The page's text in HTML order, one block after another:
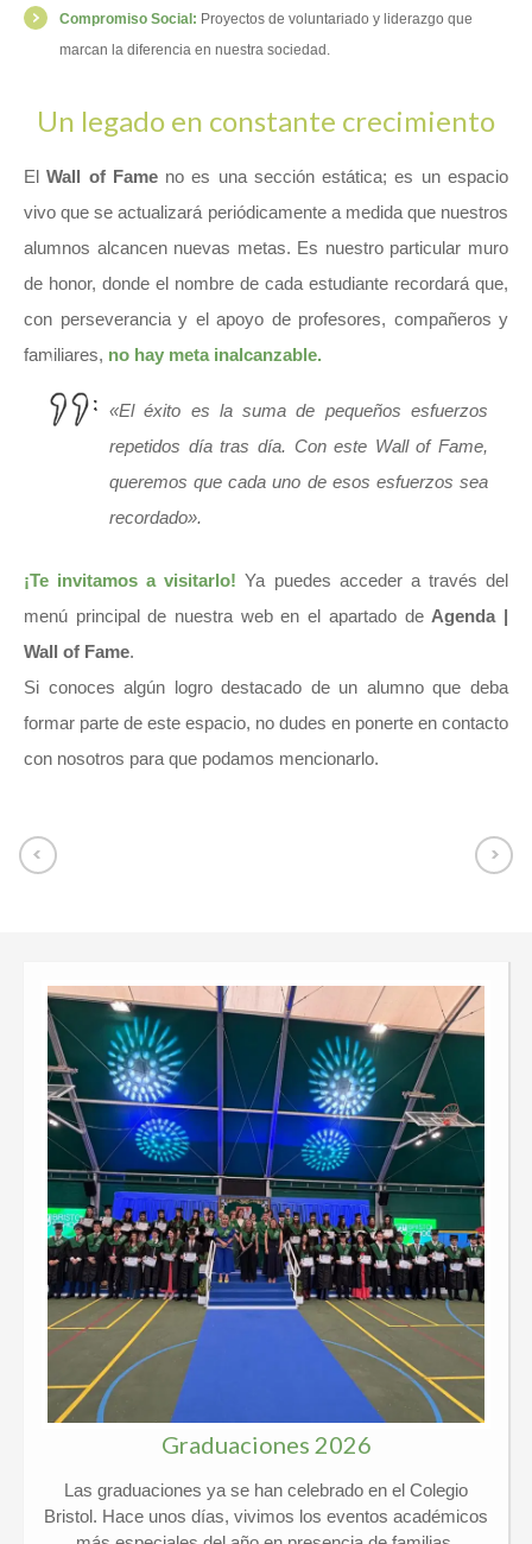
Compromiso Social: Proyectos de voluntariado y liderazgo que
marcan la diferencia en nuestra sociedad.
Un legado en constante crecimiento
ElWall of Fameno es una sección estática; es un espacio
vivo que se actualizará periódicamente a medida que nuestros
alumnos alcancen nuevas metas. Es nuestro particular muro
de honor, donde el nombre de cada estudiante recordará que,
con perseverancia y el apoyo de profesores, compañeros y
familiares, no hay meta inalcanzable.
«El éxito es la suma de pequeños esfuerzos
repetidos día tras día. Con este Wall of Fame,
queremos que cada uno de esos esfuerzos sea
recordado».
¡Te invitamos a visitarlo! Ya puedes acceder a través del
menú principal de nuestra web en el apartado de Agenda |
Wall of Fame.
Si conoces algún logro destacado de un alumno que deba
formar parte de este espacio, no dudes en ponerte en contacto
con nosotros para que podamos mencionarlo.
Graduaciones 2026
Las graduaciones ya se han celebrado en el Colegio
Bristol. Hace unos días, vivimos los eventos académicos